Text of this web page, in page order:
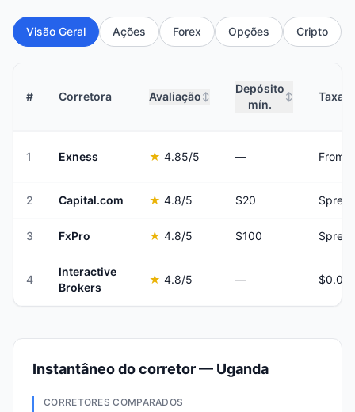
Visão Geral Ações Forex Opções Cripto
# Corretora Avaliação ↕
Depósito
mín.
↕ Taxas
1 Exness ★ 4.85/5 — From
2 Capital.com ★ 4.8/5 $20
3 FxPro ★ 4.8/5 $100
4
Interactive
Brokers
★ 4.8/5 —
Instantâneo do corretor — Uganda
CORRETORES COMPARADOS